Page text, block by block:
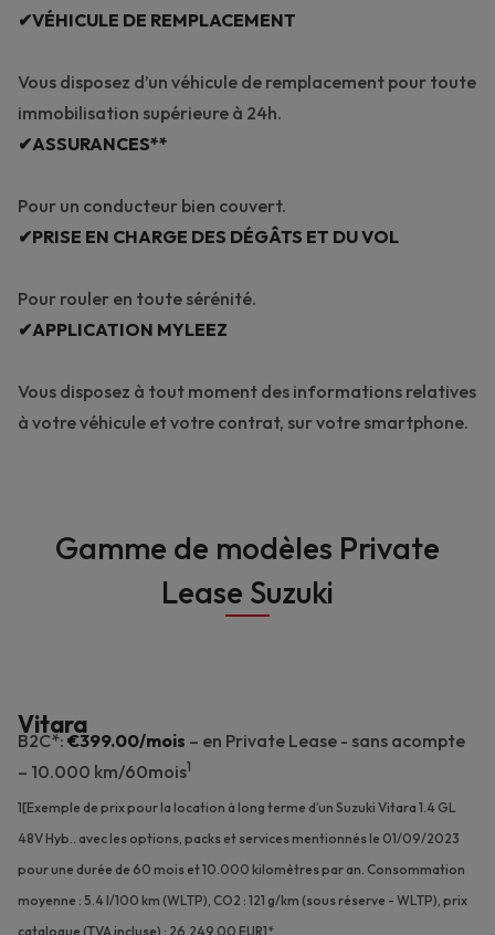
✔VÉHICULE DE REMPLACEMENT
Vous disposez d’un véhicule de remplacement pour toute
immobilisation supérieure à 24h.
✔ASSURANCES**
Pour un conducteur bien couvert.
✔PRISE EN CHARGE DES DÉGÂTS ET DU VOL
Pour rouler en toute sérénité.
✔APPLICATION MYLEEZ
Vous disposez à tout moment des informations relatives
à votre véhicule et votre contrat, sur votre smartphone.
Gamme de modèles Private
Lease Suzuki
Vitara
B2C*: €399.00/mois – en Private Lease - sans acompte
– 10.000 km/60mois1
1[Exemple de prix pour la location à long terme d’un Suzuki Vitara 1.4 GL
48V Hyb.. avec les options, packs et services mentionnés le 01/09/2023
pour une durée de 60 mois et 10.000 kilomètres par an. Consommation
moyenne : 5.4 l/100 km (WLTP), CO2 : 121 g/km (sous réserve - WLTP), prix
catalogue (TVA incluse) : 26.249,00 EUR]*.